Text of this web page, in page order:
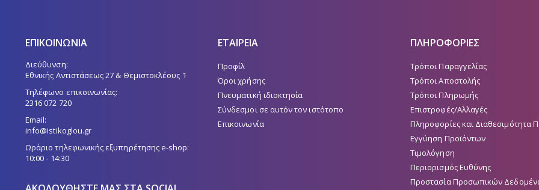
Εθνικής Αντιστάσεως 27 & Θεμιστοκλέους 1
Τηλέφωνο επικοινωνίας:
2316 072 720
Email:
info@istikoglou.gr
Ωράριο τηλεφωνικής εξυπηρέτησης e-shop:
10:00 - 14:30
Όροι χρήσης
Πνευματική ιδιοκτησία
Σύνδεσμοι σε αυτόν τον ιστότοπο
Επικοινωνία
Τρόποι Αποστολής
Τρόποι Πληρωμής
Επιστροφές/Αλλαγές
Πληροφορίες και Διαθεσιμότητα
Εγγύηση Προϊόντων
Τιμολόγηση
Περιορισμός Ευθύνης
Προστασία Προσωπικών
Συναλλαγών & Cookies